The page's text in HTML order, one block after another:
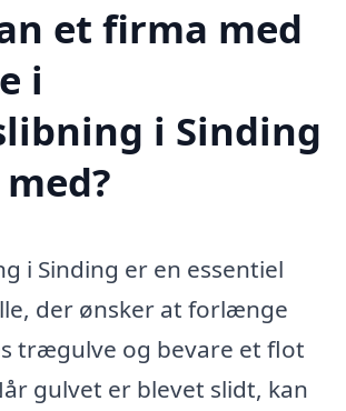
et firma med
i
i Sinding
i Sinding er en essentiel
der ønsker at forlænge
trægulve og bevare et flot
gulvet er blevet slidt, kan